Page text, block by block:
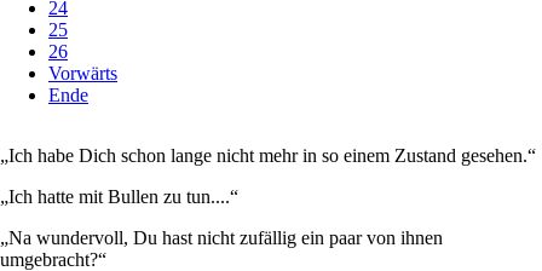
24
25
26
Vorwärts
Ende
„Ich habe Dich schon lange nicht mehr in so einem Zustand gesehen.“
„Ich hatte mit Bullen zu tun....“
„Na wundervoll, Du hast nicht zufällig ein paar von ihnen
umgebracht?“